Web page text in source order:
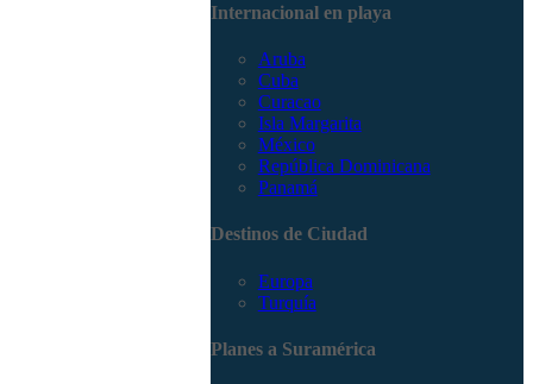
Internacional en playa
Aruba
Cuba
Curacao
Isla Margarita
México
República Dominicana
Panamá
Destinos de Ciudad
Europa
Turquía
Planes a Suramérica